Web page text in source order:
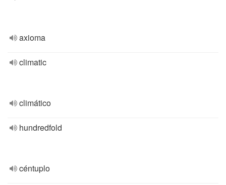
axioma
climatic
climático
hundredfold
céntuplo